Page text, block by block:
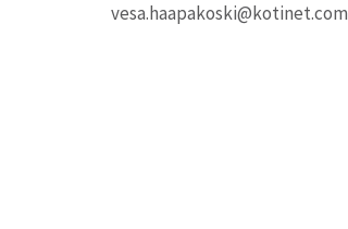
vesa.haapakoski@kotinet.com